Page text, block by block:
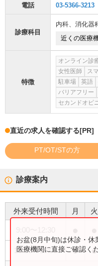
電話 03-5366-3213
診療科目
内科、 消化器
近くの医療
特徴
オンライン診
女性医師
ス
駐車場
英語
バリアフリー
セカンドオピ
直近の求人を確認する[PR]
PT/OT/STの方
診療案内
外来受付時間 月 火
15:00〜18:00 ● ●
お盆(8月中旬)は休診・
医療機関に直接ご確認く